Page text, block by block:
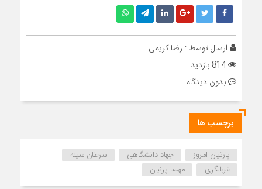
ارسال توسط : رضا کریمی
814 بازدید
بدون دیدگاه
برچسب ها
پارتیان امروز جهاد دانشگاهی
سرطان سینه
غربالگری
مهسا پرنیان